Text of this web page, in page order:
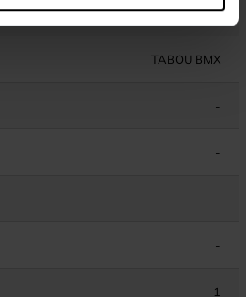
INTEGRATED / ALU
TABOU BMX
-
-
-
-
1